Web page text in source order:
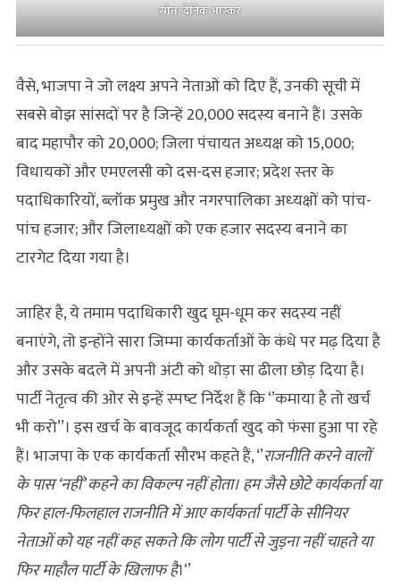
स्रोत: दैनिक भास्कर
वैसे, भाजपा ने जो लक्ष्‍य अपने नेताओं को दिए हैं, उनकी सूची में
सबसे बोझ सांसदों पर है जिन्‍हें 20,000 सदस्‍य बनाने हैं। उसके
बाद महापौर को 20,000; जिला पंचायत अध्‍यक्ष को 15,000;
विधायकों और एमएलसी को दस-दस हजार; प्रदेश स्‍तर के
पदाधिकारियों, ब्‍लॉक प्रमुख और नगरपालिका अध्‍यक्षों को पांच-
पांच हजार; और जिलाध्‍यक्षों को एक हजार सदस्‍य बनाने का
टारगेट दिया गया है।
जाहिर है, ये तमाम पदाधिकारी खुद घूम-धूम कर सदस्‍य नहीं
बनाएंगे, तो इन्‍होंने सारा जिम्‍मा कार्यकर्ताओं के कंधे पर मढ़ दिया है
और उसके बदले में अपनी अंटी को थोड़ा सा ढीला छोड़ दिया है।
पार्टी नेतृत्‍व की ओर से इन्‍हें स्‍पष्‍ट निर्देश हैं कि ‘’कमाया है तो खर्च
भी करो’’। इस खर्च के बावजूद कार्यकर्ता खुद को फंसा हुआ पा रहे
हैं। भाजपा के एक कार्यकर्ता सौरभ कहते हैं, ‘’राजनीति करने वालों
के पास ‘नहीं’ कहने का विकल्प नहीं होता। हम जैसे छोटे कार्यकर्ता या
फिर हाल-फिलहाल राजनीति में आए कार्यकर्ता पार्टी के सीनियर
नेताओं को यह नहीं कह सकते कि लोग पार्टी से जुड़ना नहीं चाहते या
फिर माहौल पार्टी के खिलाफ है।‘’